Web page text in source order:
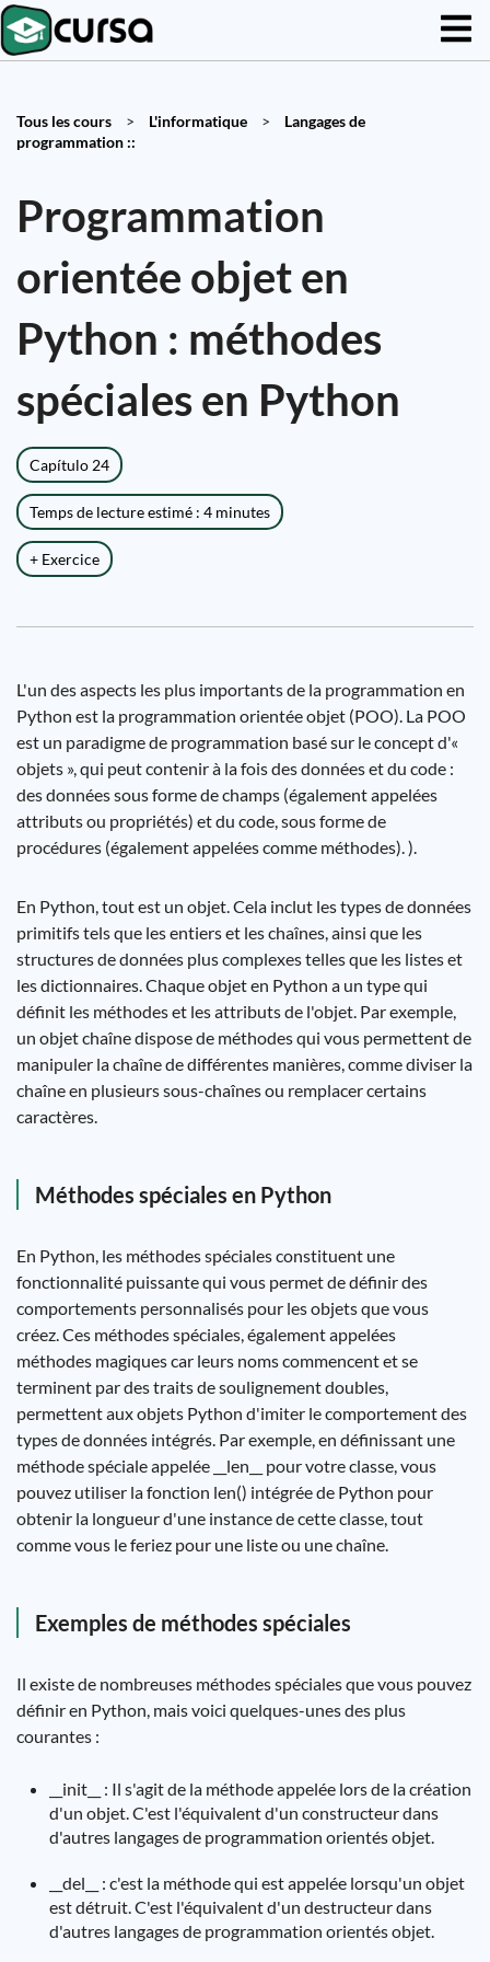
Tous les cours > L'informatique >
Langages de
programmation ::
Programmation
orientée objet en
Python : méthodes
spéciales en Python
Capítulo 24
Temps de lecture estimé : 4 minutes
+ Exercice
L'un des aspects les plus importants de la programmation en
Python est la programmation orientée objet (POO). La POO
est un paradigme de programmation basé sur le concept d'«
objets », qui peut contenir à la fois des données et du code :
des données sous forme de champs (également appelées
attributs ou propriétés) et du code, sous forme de
procédures (également appelées comme méthodes). ).
En Python, tout est un objet. Cela inclut les types de données
primitifs tels que les entiers et les chaînes, ainsi que les
structures de données plus complexes telles que les listes et
les dictionnaires. Chaque objet en Python a un type qui
définit les méthodes et les attributs de l'objet. Par exemple,
un objet chaîne dispose de méthodes qui vous permettent de
manipuler la chaîne de différentes manières, comme diviser la
chaîne en plusieurs sous-chaînes ou remplacer certains
caractères.
Méthodes spéciales en Python
En Python, les méthodes spéciales constituent une
fonctionnalité puissante qui vous permet de définir des
comportements personnalisés pour les objets que vous
créez. Ces méthodes spéciales, également appelées
méthodes magiques car leurs noms commencent et se
terminent par des traits de soulignement doubles,
permettent aux objets Python d'imiter le comportement des
types de données intégrés. Par exemple, en définissant une
méthode spéciale appelée __len__ pour votre classe, vous
pouvez utiliser la fonction len() intégrée de Python pour
obtenir la longueur d'une instance de cette classe, tout
comme vous le feriez pour une liste ou une chaîne.
Exemples de méthodes spéciales
Il existe de nombreuses méthodes spéciales que vous pouvez
définir en Python, mais voici quelques-unes des plus
courantes :
__init__ : Il s'agit de la méthode appelée lors de la création
d'un objet. C'est l'équivalent d'un constructeur dans
d'autres langages de programmation orientés objet.
__del__ : c'est la méthode qui est appelée lorsqu'un objet
est détruit. C'est l'équivalent d'un destructeur dans
d'autres langages de programmation orientés objet.